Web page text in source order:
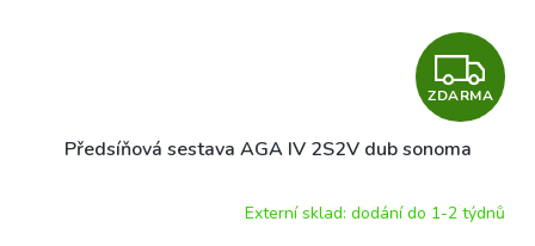
Z
D
R
ZDARMA
Předsíňová sestava AGA IV 2S2V dub sonoma
Externí sklad: dodání do 1-2 týdnů